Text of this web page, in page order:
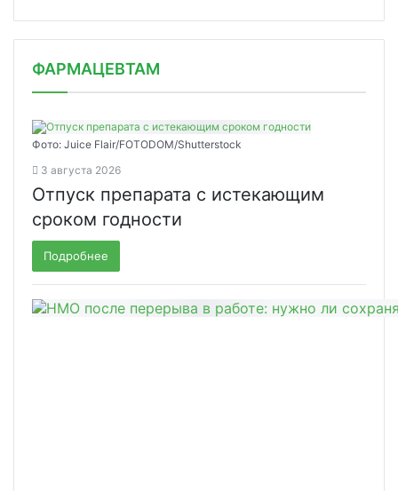
ФАРМАЦЕВТАМ
Фото: Juice Flair/FOTODOM/Shutterstoсk
3 августа 2026
Отпуск препарата с истекающим
сроком годности
Подробнее